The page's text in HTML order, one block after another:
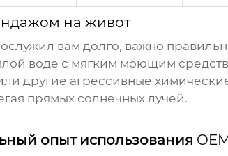
на живот
вам долго, важно
воде с мягким моющим
другие агрессивные
прямых солнечных лучей.
опыт использования